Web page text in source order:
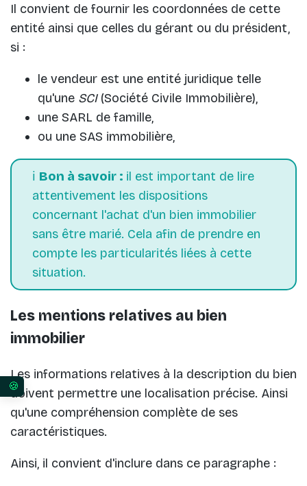
Il convient de fournir les coordonnées de cette
entité ainsi que celles du gérant ou du président,
si :
le vendeur est une entité juridique telle
qu'une SCI (Société Civile Immobilière),
une SARL de famille,
ou une SAS immobilière,
ℹ️ Bon à savoir : il est important de lire
attentivement les dispositions
concernant l'achat d'un bien immobilier
sans être marié. Cela afin de prendre en
compte les particularités liées à cette
situation.
Les mentions relatives au bien
immobilier
Les informations relatives à la description du bien
doivent permettre une localisation précise. Ainsi
qu'une compréhension complète de ses
caractéristiques.
Ainsi, il convient d'inclure dans ce paragraphe :
Vos préférences en matière de consentement